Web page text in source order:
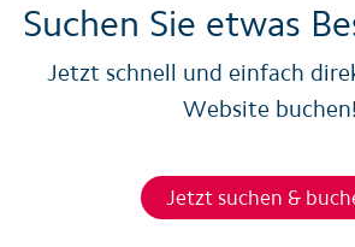
Suchen Sie etwas
Jetzt schnell und einfach
Website buchen!
Jetzt suchen &